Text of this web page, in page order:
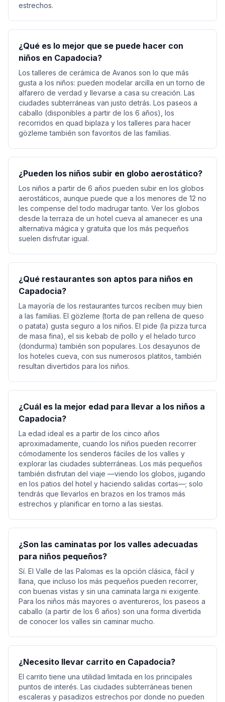
estrechos.
¿Qué es lo mejor que se puede hacer con
niños en Capadocia?
Los talleres de cerámica de Avanos son lo que más
gusta a los niños: pueden modelar arcilla en un torno de
alfarero de verdad y llevarse a casa su creación. Las
ciudades subterráneas van justo detrás. Los paseos a
caballo (disponibles a partir de los 6 años), los
recorridos en quad biplaza y los talleres para hacer
gözleme también son favoritos de las familias.
¿Pueden los niños subir en globo aerostático?
Los niños a partir de 6 años pueden subir en los globos
aerostáticos, aunque puede que a los menores de 12 no
les compense del todo madrugar tanto. Ver los globos
desde la terraza de un hotel cueva al amanecer es una
alternativa mágica y gratuita que los más pequeños
suelen disfrutar igual.
¿Qué restaurantes son aptos para niños en
Capadocia?
La mayoría de los restaurantes turcos reciben muy bien
a las familias. El gözleme (torta de pan rellena de queso
o patata) gusta seguro a los niños. El pide (la pizza turca
de masa fina), el sis kebab de pollo y el helado turco
(dondurma) también son populares. Los desayunos de
los hoteles cueva, con sus numerosos platitos, también
resultan divertidos para los niños.
¿Cuál es la mejor edad para llevar a los niños a
Capadocia?
La edad ideal es a partir de los cinco años
aproximadamente, cuando los niños pueden recorrer
cómodamente los senderos fáciles de los valles y
explorar las ciudades subterráneas. Los más pequeños
también disfrutan del viaje —viendo los globos, jugando
en los patios del hotel y haciendo salidas cortas—; solo
tendrás que llevarlos en brazos en los tramos más
estrechos y planificar en torno a las siestas.
¿Son las caminatas por los valles adecuadas
para niños pequeños?
Sí. El Valle de las Palomas es la opción clásica, fácil y
llana, que incluso los más pequeños pueden recorrer,
con buenas vistas y sin una caminata larga ni exigente.
Para los niños más mayores o aventureros, los paseos a
caballo (a partir de los 6 años) son una forma divertida
de conocer los valles sin caminar mucho.
¿Necesito llevar carrito en Capadocia?
El carrito tiene una utilidad limitada en los principales
puntos de interés. Las ciudades subterráneas tienen
escaleras y pasadizos estrechos por donde no pueden